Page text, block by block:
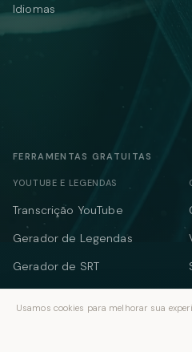
Idiomas
FERRAMENTAS GRATUITAS
YOUTUBE E LEGENDAS
Transcrição YouTube
Gerador de Legendas
Gerador de SRT
Usamos cookies para melhorar sua